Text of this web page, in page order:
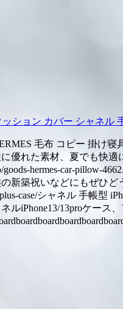
ション カバー シャネル
毛布 コピー 掛け寝
優れた素材、夏でも快
goods-hermes-car-
新築祝いなどにもぜひど
plus-case/シャネル 手帳型
ルiPhone13/13proケー